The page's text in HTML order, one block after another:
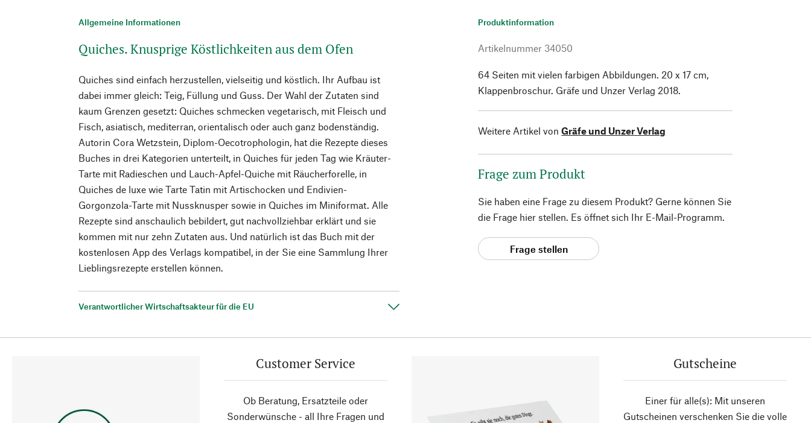
Allgemeine Informationen
Quiches. Knusprige Köstlichkeiten aus dem Ofen
Quiches sind einfach herzustellen, vielseitig und köstlich. Ihr Aufbau ist
dabei immer gleich: Teig, Füllung und Guss. Der Wahl der Zutaten sind
kaum Grenzen gesetzt: Quiches schmecken vegetarisch, mit Fleisch und
Fisch, asiatisch, mediterran, orientalisch oder auch ganz bodenständig.
Autorin Cora Wetzstein, Diplom-Oecotrophologin, hat die Rezepte dieses
Buches in drei Kategorien unterteilt, in Quiches für jeden Tag wie Kräuter-
Tarte mit Radieschen und Lauch-Apfel-Quiche mit Räucherforelle, in
Quiches de luxe wie Tarte Tatin mit Artischocken und Endivien-
Gorgonzola-Tarte mit Nussknusper sowie in Quiches im Miniformat. Alle
Rezepte sind anschaulich bebildert, gut nachvollziehbar erklärt und sie
kommen mit nur zehn Zutaten aus. Und natürlich ist das Buch mit der
kostenlosen App des Verlags kompatibel, in der Sie eine Sammlung Ihrer
Lieblingsrezepte erstellen können.
Verantwortlicher Wirtschaftsakteur für die EU
Produktinformation
Artikelnummer 34050
64 Seiten mit vielen farbigen Abbildungen. 20 x 17 cm,
Klappenbroschur. Gräfe und Unzer Verlag 2018.
Weitere Artikel von Gräfe und Unzer Verlag
Frage zum Produkt
Sie haben eine Frage zu diesem Produkt? Gerne können Sie
die Frage hier stellen. Es öffnet sich Ihr E-Mail-Programm.
Frage stellen
Customer Service
Ob Beratung, Ersatzteile oder
Sonderwünsche - all Ihre Fragen und
Gutscheine
Einer für alle(s): Mit unseren
Gutscheinen verschenken Sie die volle